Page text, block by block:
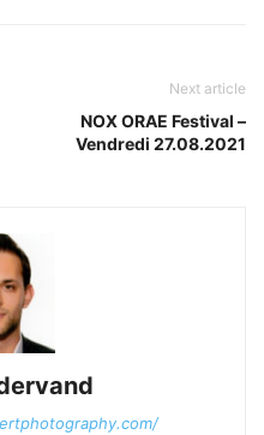
Next article
NOX ORAE Festival –
Vendredi 27.08.2021